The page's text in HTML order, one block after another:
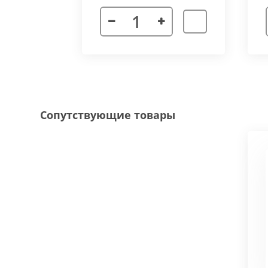
Декоративная рамка выполнена из
напольного покрытия и короба
соединения 70 градусов.
- длинной более
конструкцию осуществляется через
- через
- применяются
имеющим уклон для слива воды в
Сопутствующие товары